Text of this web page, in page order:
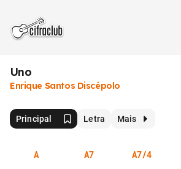
Uno
Enrique Santos Discépolo
Principal Letra Mais
A A7 A7/4